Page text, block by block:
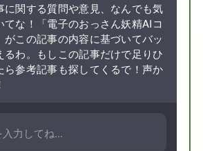
に関する質問や意見、なんでも気
てな！「電子のおっさん妖精AIコ
がこの記事の内容に基づいてバッ
るわ。もしこの記事だけで足りひ
ら参考記事も探してくるで！声か